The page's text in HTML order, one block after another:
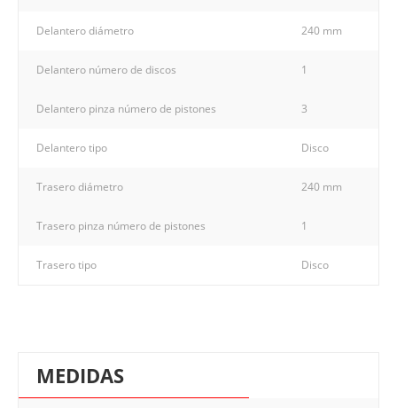
Delantero diámetro 240 mm
Delantero número de discos 1
Delantero pinza número de pistones 3
Delantero tipo Disco
Trasero diámetro 240 mm
Trasero pinza número de pistones 1
Trasero tipo Disco
MEDIDAS